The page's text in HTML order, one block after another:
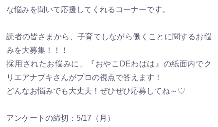
な悩みを聞いて応援してくれるコーナーです。
読者の皆さまから、子育てしながら働くことに関するお悩
みを大募集！！！
採用されたお悩みに、『おやこDEわはは』の紙面内でク
リエアナブキさんがプロの視点で答えます！
どんなお悩みでも大丈夫！ぜひぜひ応募してね～♡
アンケートの締切：5/17（月）